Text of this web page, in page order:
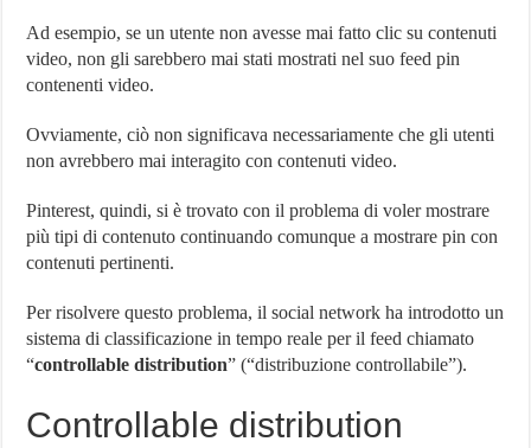
Ad esempio, se un utente non avesse mai fatto clic su contenuti
video, non gli sarebbero mai stati mostrati nel suo feed pin
contenenti video.
Ovviamente, ciò non significava necessariamente che gli utenti
non avrebbero mai interagito con contenuti video.
Pinterest, quindi, si è trovato con il problema di voler mostrare
più tipi di contenuto continuando comunque a mostrare pin con
contenuti pertinenti.
Per risolvere questo problema, il social network ha introdotto un
sistema di classificazione in tempo reale per il feed chiamato
“controllable distribution” (“distribuzione controllabile”).
Controllable distribution